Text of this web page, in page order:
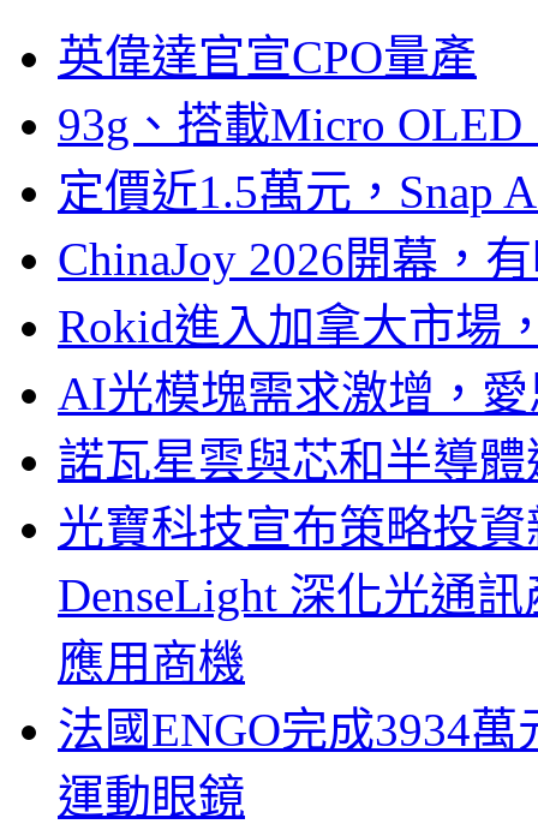
英偉達官宣CPO量產
93g、搭載Micro
定價近1.5萬元，Snap
ChinaJoy 2026開幕，
Rokid進入加拿大市場
AI光模塊需求激增，
諾瓦星雲與芯和半導
光寶科技宣布策略投
DenseLight 深化光通
應用商機
法國ENGO完成3934
運動眼鏡